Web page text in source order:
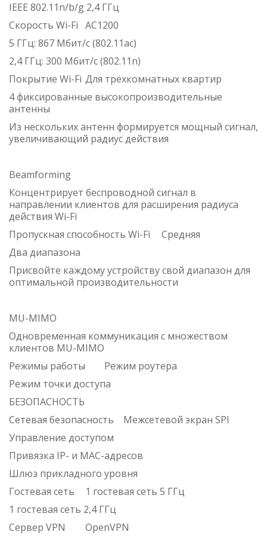
IEEE 802.11n/b/g 2,4 ГГц
Скорость Wi-Fi AC1200
5 ГГц: 867 Мбит/с (802.11ac)
2,4 ГГц: 300 Мбит/с (802.11n)
Покрытие Wi-Fi Для трёхкомнатных квартир
4 фиксированные высокопроизводительные
антенны
Из нескольких антенн формируется мощный сигнал,
увеличивающий радиус действия
Beamforming
Концентрирует беспроводной сигнал в
направлении клиентов для расширения радиуса
действия Wi-Fi
Пропускная способность Wi-Fi
Средняя
Два диапазона
Присвойте каждому устройству свой диапазон для
оптимальной производительности
MU-MIMO
Одновременная коммуникация с множеством
клиентов MU-MIMO
Режимы работы
Режим роутера
Режим точки доступа
БЕЗОПАСНОСТЬ
Сетевая безопасность
Межсетевой экран SPI
Управление доступом
Привязка IP- и MAC-адресов
Шлюз прикладного уровня
Гостевая сеть
1 гостевая сеть 5 ГГц
1 гостевая сеть 2,4 ГГц
Сервер VPN
OpenVPN